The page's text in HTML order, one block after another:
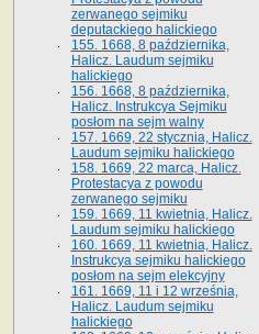
zerwanego sejmiku
deputackiego halickiego
155. 1668, 8 października,
Halicz. Laudum sejmiku
halickiego
156. 1668, 8 października,
Halicz. Instrukcya Sejmiku
posłom na sejm walny
157. 1669, 22 stycznia, Halicz.
Laudum sejmiku halickiego
158. 1669, 22 marca, Halicz.
Protestacya z powodu
zerwanego sejmiku
159. 1669, 11 kwietnia, Halicz.
Laudum sejmiku halickiego
160. 1669, 11 kwietnia, Halicz.
Instrukcya sejmiku halickiego
posłom na sejm elekcyjny
161. 1669, 11 i 12 września,
Halicz. Laudum sejmiku
halickiego